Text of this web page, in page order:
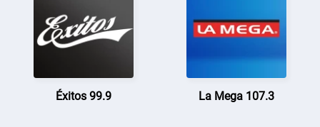
Éxitos 99.9 La Mega 107.3